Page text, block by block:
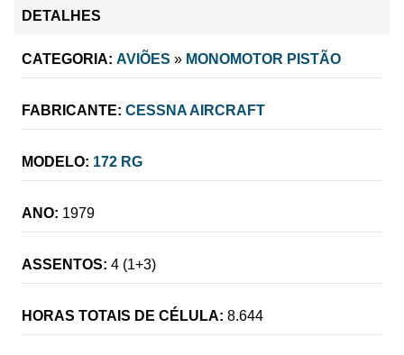
DETALHES
CATEGORIA: AVIÕES » MONOMOTOR PISTÃO
FABRICANTE: CESSNA AIRCRAFT
MODELO: 172 RG
ANO: 1979
ASSENTOS: 4 (1+3)
HORAS TOTAIS DE CÉLULA: 8.644